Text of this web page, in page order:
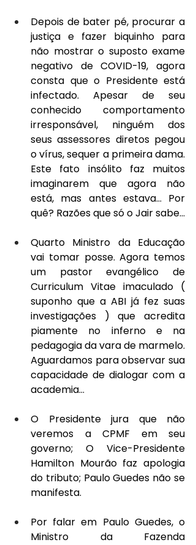
Depois de bater pé, procurar a
justiça e fazer biquinho para
não mostrar o suposto exame
negativo de COVID-19, agora
consta que o Presidente está
infectado. Apesar de seu
conhecido comportamento
irresponsável, ninguém dos
seus assessores diretos pegou
o vírus, sequer a primeira dama.
Este fato insólito faz muitos
imaginarem que agora não
está, mas antes estava… Por
quê? Razões que só o Jair sabe…
Quarto Ministro da Educação
vai tomar posse. Agora temos
um pastor evangélico de
Curriculum Vitae imaculado (
suponho que a ABI já fez suas
investigações ) que acredita
piamente no inferno e na
pedagogia da vara de marmelo.
Aguardamos para observar sua
capacidade de dialogar com a
academia…
O Presidente jura que não
veremos a CPMF em seu
governo; O Vice-Presidente
Hamilton Mourão faz apologia
do tributo; Paulo Guedes não se
manifesta.
Por falar em Paulo Guedes, o
Ministro da Fazenda